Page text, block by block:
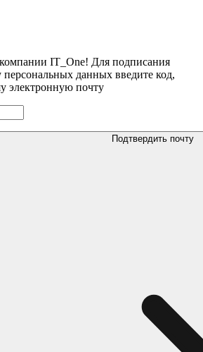
IT_One! Для подписания
персональных данных введите код,
электронную почту
Подтвердить почту